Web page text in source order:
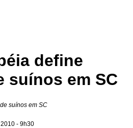
define
suínos em SC
suínos em SC
- 9h30